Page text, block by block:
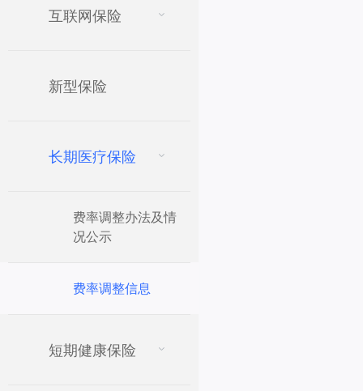
互联网保险
新型保险
长期医疗保险
费率调整办法及情
况公示
费率调整信息
短期健康保险